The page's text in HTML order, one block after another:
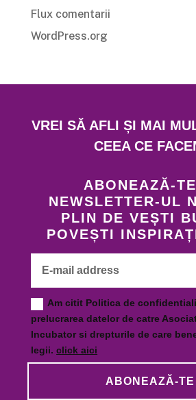
Flux comentarii
WordPress.org
VREI SĂ AFLI ȘI MAI
CEEA CE
ABONEAZĂ-
NEWSLETTER-UL
PLIN DE VEȘTI
POVEȘTI
Am citit Politica de
prelucrarea datelor de catre
Incubator si drepturile de care
legii.click aici
ABONEAZĂ-TE